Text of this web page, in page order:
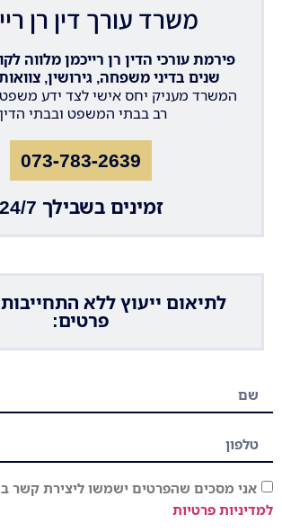
משרד עורך דין רן
שנים בדיני משפחה, גירושין,
המשרד מעניק יחס אישי לצד ידע משפטי
רב בבתי המשפט ובבתי
073-783-2639
זמינים בשבילך 24/7
לתיאום ייעוץ ללא
פרטים:
אני מסכים שהפרטים ישמשו ליצירת קשר
למדיניות פרטיות